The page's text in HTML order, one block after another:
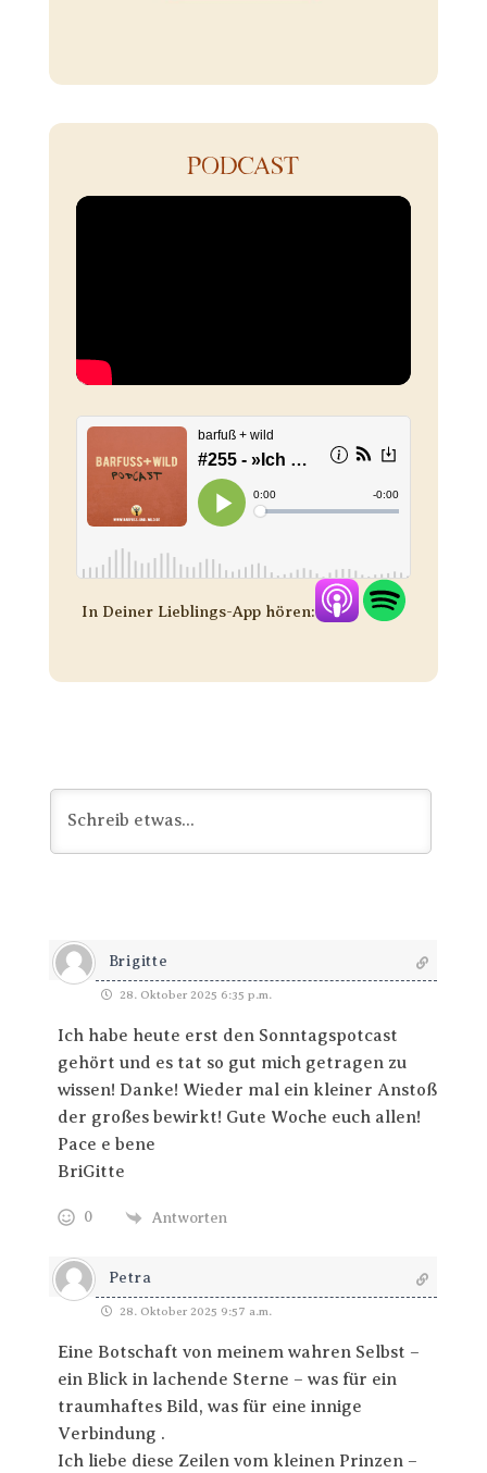
PODCAST
In Deiner Lieblings-App hören:
Brigitte
28. Oktober 2025 6:35 p.m.
Ich habe heute erst den Sonntagspotcast
gehört und es tat so gut mich getragen zu
wissen! Danke! Wieder mal ein kleiner Anstoß
der großes bewirkt! Gute Woche euch allen!
Pace e bene
BriGitte
0 Antworten
Petra
28. Oktober 2025 9:57 a.m.
Eine Botschaft von meinem wahren Selbst –
ein Blick in lachende Sterne – was für ein
traumhaftes Bild, was für eine innige
Verbindung .
Ich liebe diese Zeilen vom kleinen Prinzen –